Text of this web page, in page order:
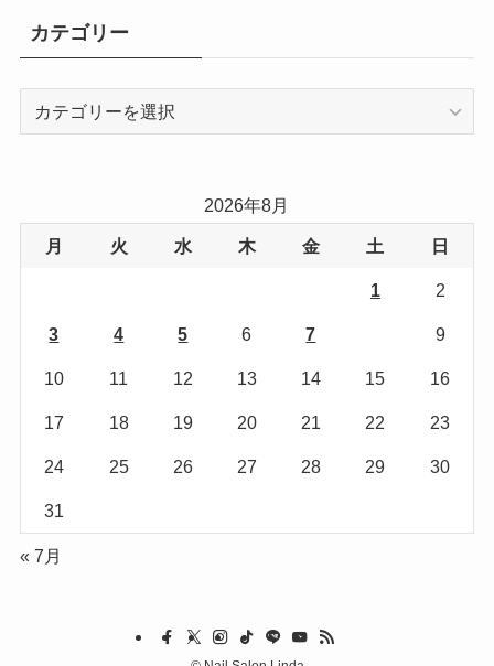
カテゴリー
2026年8月
月 火 水 木 金 土 日
1 2
3 4 5 6 7 9
10 11 12 13 14 15 16
17 18 19 20 21 22 23
24 25 26 27 28 29 30
31
« 7月